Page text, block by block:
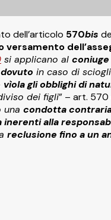
dell’articolo 570bis
versamento
si applicano al coniuge
in caso di
vìola gli obblighi di
dei figli” – art. 570
una condotta contraria
alla
reclusione fino a un